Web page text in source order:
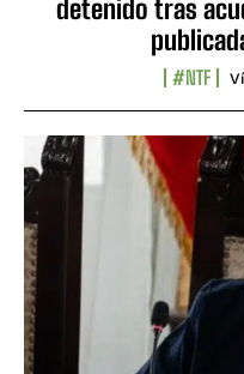
detenido tras
#NTF